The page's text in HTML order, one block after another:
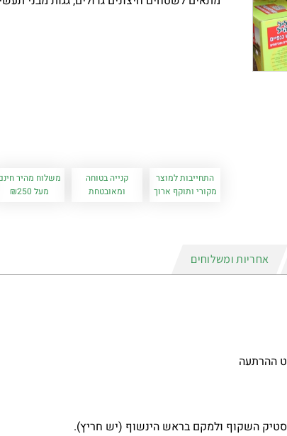
התחייבות למוצר
מקורי ותוקף ארוך
קנייה בטוחה
ומאובטחת
משלוח מהיר
מעל ₪250
אחריות ומשלוחים
ההרתעה
השקוף ולמקם בראש הינשוף (יש חריץ).